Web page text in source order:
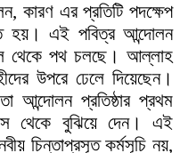
কারণ এর প্রতিটি পদক্ষেপ
হয়। এই পবিত্র আন্দোলন
থেকে পথ চলছে। আল্লাহ
উপরে ঢেলে দিয়েছেন।
আন্দোলন প্রতিষ্ঠার প্রথম
থেকে বুঝিয়ে দেন। এই
চিন্তাপ্রসূত কর্মসূচি নয়,